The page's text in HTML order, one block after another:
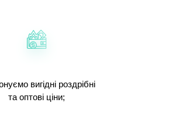
вигідні роздрібні
та оптові ціни;